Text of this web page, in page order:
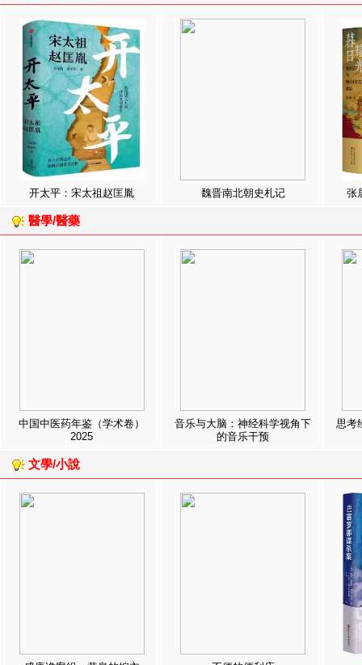
开太平：宋太祖赵匡胤 魏晋南北朝史札记 张
醫學/醫藥
中国中医药年鉴（学术卷）
2025
音乐与大脑：神经科学视角下
的音乐干预
思考
文學/小說